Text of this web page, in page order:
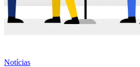
Notícias